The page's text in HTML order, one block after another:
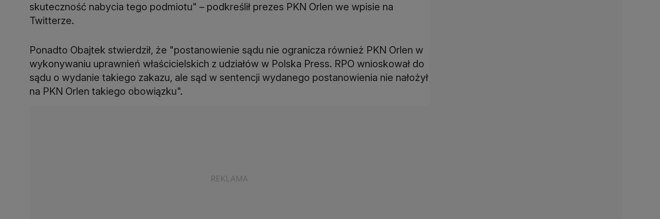
skuteczność nabycia tego podmiotu" – podkreślił prezes PKN Orlen we wpisie na
Twitterze.
Ponadto Obajtek stwierdził, że "postanowienie sądu nie ogranicza również PKN Orlen w
wykonywaniu uprawnień właścicielskich z udziałów w Polska Press. RPO wnioskował do
sądu o wydanie takiego zakazu, ale sąd w sentencji wydanego postanowienia nie nałożył
na PKN Orlen takiego obowiązku".